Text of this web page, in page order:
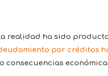
realidad ha sido
por créditos
consecuencias